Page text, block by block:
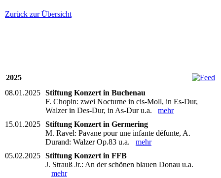
Zurück zur Übersicht
2025
08.01.2025 Stiftung Konzert in Buchenau
F. Chopin: zwei Nocturne in cis-Moll, in Es-Dur,
Walzer in Des-Dur, in As-Dur u.a. mehr
15.01.2025 Stiftung Konzert in Germering
M. Ravel: Pavane pour une infante défunte, A.
Durand: Walzer Op.83 u.a. mehr
05.02.2025 Stiftung Konzert in FFB
J. Strauß Jr.: An der schönen blauen Donau u.a.
mehr